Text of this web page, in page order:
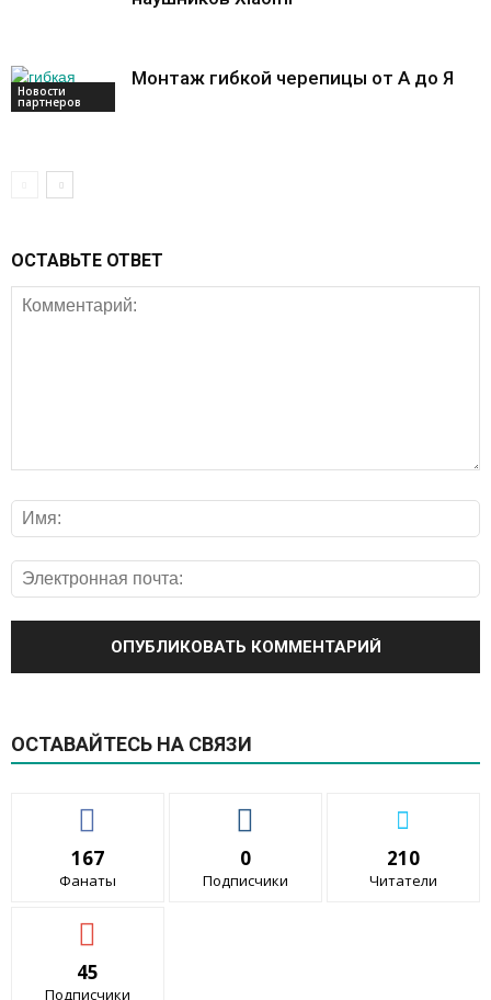
Новости
партнеров
Монтаж гибкой черепицы от А до Я
ОСТАВЬТЕ ОТВЕТ
ОСТАВАЙТЕСЬ НА СВЯЗИ
167
Фанаты
0
Подписчики
210
Читатели
45
Подписчики